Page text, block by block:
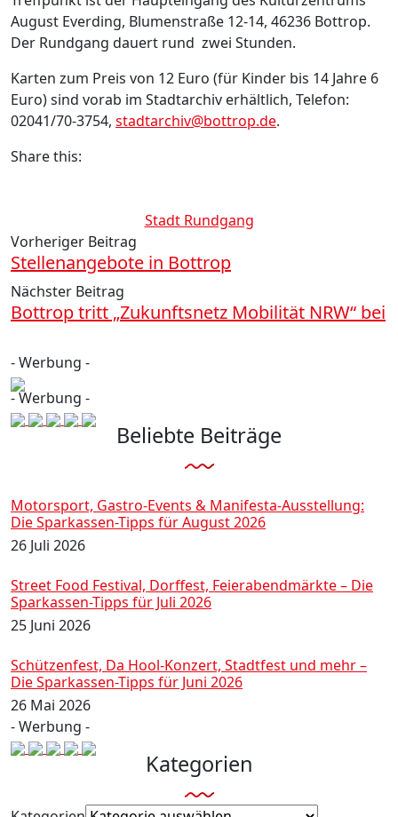
August Everding, Blumenstraße 12-14, 46236 Bottrop.
Der Rundgang dauert rund zwei Stunden.
Karten zum Preis von 12 Euro (für Kinder bis 14 Jahre 6
Euro) sind vorab im Stadtarchiv erhältlich, Telefon:
02041/70-3754, stadtarchiv@bottrop.de.
Share this:
Stadt Rundgang
Vorheriger Beitrag
Stellenangebote in Bottrop
Nächster Beitrag
Bottrop tritt „Zukunftsnetz Mobilität NRW“ bei
- Werbung -
- Werbung -
Beliebte Beiträge
Motorsport, Gastro-Events & Manifesta-Ausstellung:
Die Sparkassen-Tipps für August 2026
26 Juli 2026
Street Food Festival, Dorffest, Feierabendmärkte – Die
Sparkassen-Tipps für Juli 2026
25 Juni 2026
Schützenfest, Da Hool-Konzert, Stadtfest und mehr –
Die Sparkassen-Tipps für Juni 2026
26 Mai 2026
- Werbung -
Kategorien